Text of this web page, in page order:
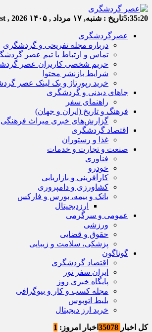
5:35:21تاریخ : شنبه, ۱۷ مرداد , ۱۴۰۵ , 2026
عصرگردشگری
درباره مجله تفریحی و گردشگری
تماس و ارتباط با تیم عصر
حریم شخصی کاربران عصر
شرایط بازنشر محتوا
خرید رپورتاژ و بک لینک عصر
جاهای دیدنی و گردشگری
راهنمای سفر
فرهنگ و تاریخ (ایران و جهان)
گزارش‌های خبری میراث فرهنگی
اقتصاد گردشگری
غذا و رستوران
صنعت و تجارت و خدمات
فناوری
خودرو
کارآفرینی و بازاریابی
کشاورزی و دامپروری
بانک و بیمه، بورس و فارکس
ارزدیجیتال
عمومی و سرگرمی
ورزشی
حقوق و قضایی
پزشکی، سلامت و زیبایی
گوناگون
اقتصاد گردشگری
ایران سفر تور
پایگاه خبری روز
مجله کسب و کار و بیوگرافی
بلیط اتوبوس
خرید ارز دیجیتال
کل اخبار اخبار امروز: 1